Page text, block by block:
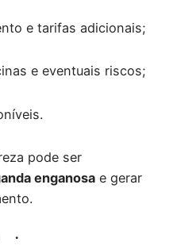
e tarifas adicionais;
e eventuais riscos;
pode ser
enganosae gerar